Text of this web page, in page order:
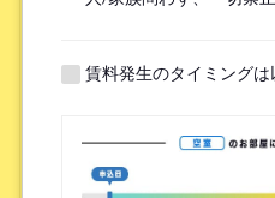
提携機関 ※以下の提携機関に所
賃料発生のタイミングは